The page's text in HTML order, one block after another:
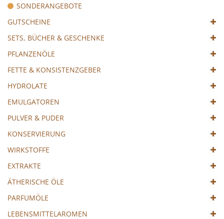
SONDERANGEBOTE
GUTSCHEINE
SETS, BÜCHER & GESCHENKE
PFLANZENÖLE
FETTE & KONSISTENZGEBER
HYDROLATE
EMULGATOREN
PULVER & PUDER
KONSERVIERUNG
WIRKSTOFFE
EXTRAKTE
ÄTHERISCHE ÖLE
PARFUMÖLE
LEBENSMITTELAROMEN